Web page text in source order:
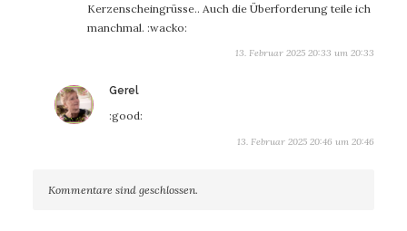
Kerzenscheingrüsse.. Auch die Überforderung teile ich
manchmal. :wacko:
13. Februar 2025 20:33 um 20:33
Gerelsagt:
:good:
13. Februar 2025 20:46 um 20:46
Kommentare sind geschlossen.